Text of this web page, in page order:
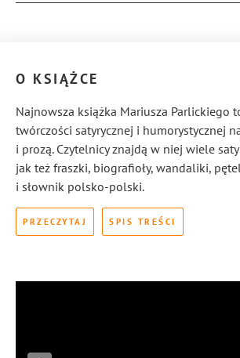
O KSIĄŻCE
Najnowsza książka Mariusza Parlickiego
twórczości satyrycznej i humorystycznej
i prozą. Czytelnicy znajdą w niej wiele
jak też fraszki, biografioły, wandaliki,
i słownik polsko-polski.
PRZECZYTAJ SPIS TREŚCI